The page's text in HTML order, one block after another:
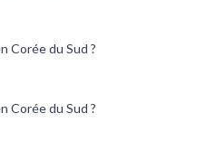
Corée du Sud ?
Corée du Sud ?